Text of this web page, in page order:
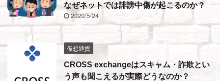
なぜネットでは誹謗中傷が起こるのか？
2020/5/24
仮想通貨
CROSS exchangeはスキャム・詐欺とい
う声も聞こえるが実際どうなのか？